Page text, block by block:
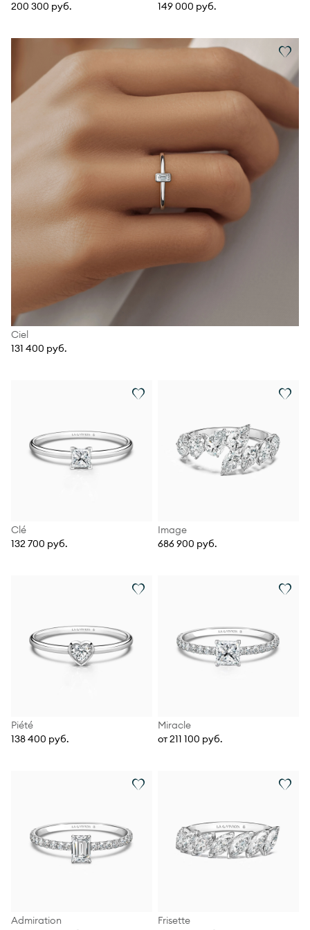
200 300 руб. 149 000 руб.
Ciel
131 400 руб.
Clé
132 700 руб.
Image
686 900 руб.
Piété
138 400 руб.
Miracle
от 211 100 руб.
Admiration
Frisette